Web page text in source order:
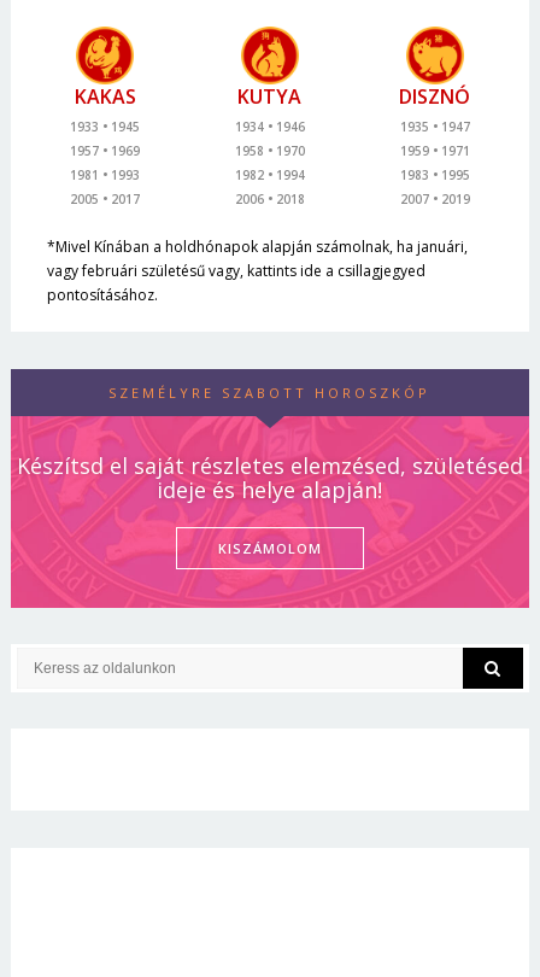
KAKAS
1933
1945
1957
1969
1981
1993
2005
2017
KUTYA
1934
1946
1958
1970
1982
1994
2006
2018
DISZNÓ
1935
1947
1959
1971
1983
1995
2007
2019
*Mivel Kínában a holdhónapok alapján számolnak, ha januári,
vagy februári születésű vagy, kattints ide a csillagjegyed
pontosításához.
SZEMÉLYRE SZABOTT HOROSZKÓP
Készítsd el saját részletes elemzésed, születésed
ideje és helye alapján!
KISZÁMOLOM